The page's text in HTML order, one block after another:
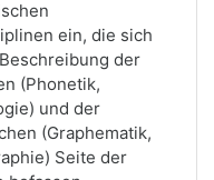
ein, die sich
der
(Phonetik,
und der
(Graphematik,
Seite der